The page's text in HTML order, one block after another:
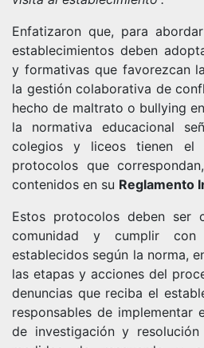
Enfatizaron que, para
establecimientos deben
y formativas que favorezcan
la gestión colaborativa de
hecho de maltrato o bullying
la normativa educacional
colegios y liceos tienen el
protocolos que
contenidos en su Reglamento
Estos protocolos deben ser
comunidad y cumplir con
establecidos según la norma,
las etapas y acciones del
denuncias que reciba el
responsables de implementar
de investigación y